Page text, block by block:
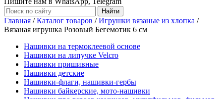
Главная /Каталог товаров /Игрушки вязаные из хлопка /
Вязаная игрушка Розовый Бегемотик 6 см
Нашивки на термоклеевой основе
Нашивки на липучке Velcro
Нашивки пришивные
Нашивки детские
Нашивки-флаги, нашивки-гербы
Нашивки байкерские, мото-нашивки